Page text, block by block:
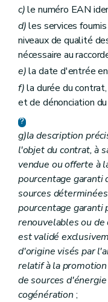
c)le numéro EAN
d)les services
niveaux de qualité
nécessaire au
e)la date d'entrée
f)la durée du
et de dénonciation
g)la description
l'objet du contrat, à
vendue ou offerte à
pourcentage garanti
sources
pourcentage garanti
renouvelables ou
est validé
d'origine visés par
relatif à la
de sources
cogénération ;